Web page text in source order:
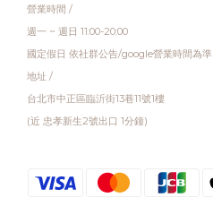
營業時間 /
週一 ~ 週日 11:00-20:00
國定假日 依社群公告/google營業時間為準
地址 /
台北市中正區臨沂街13巷11號1樓
(近 忠孝新生2號出口 1分鐘)